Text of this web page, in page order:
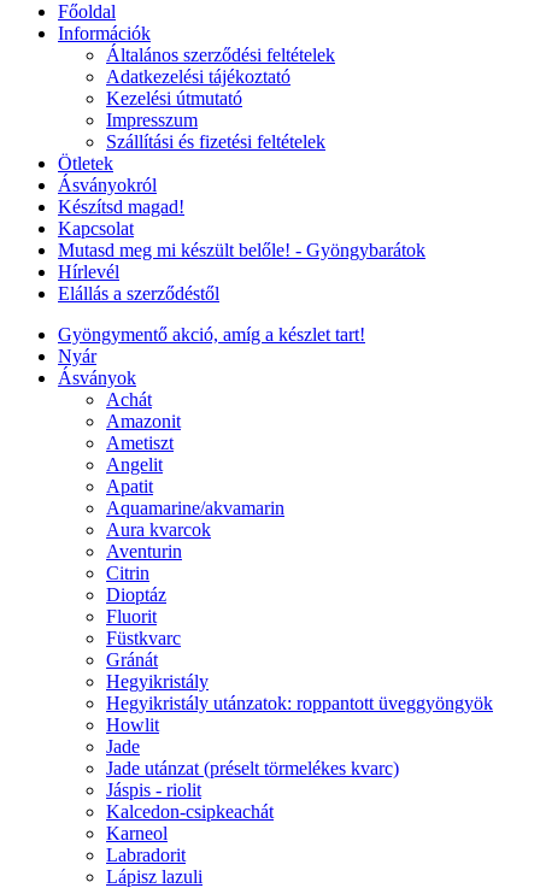
Főoldal
Információk
Általános szerződési feltételek
Adatkezelési tájékoztató
Kezelési útmutató
Impresszum
Szállítási és fizetési feltételek
Ötletek
Ásványokról
Készítsd magad!
Kapcsolat
Mutasd meg mi készült belőle! - Gyöngybarátok
Hírlevél
Elállás a szerződéstől
Gyöngymentő akció, amíg a készlet tart!
Nyár
Ásványok
Achát
Amazonit
Ametiszt
Angelit
Apatit
Aquamarine/akvamarin
Aura kvarcok
Aventurin
Citrin
Dioptáz
Fluorit
Füstkvarc
Gránát
Hegyikristály
Hegyikristály utánzatok: roppantott üveggyöngyök
Howlit
Jade
Jade utánzat (préselt törmelékes kvarc)
Jáspis - riolit
Kalcedon-csipkeachát
Karneol
Labradorit
Lápisz lazuli